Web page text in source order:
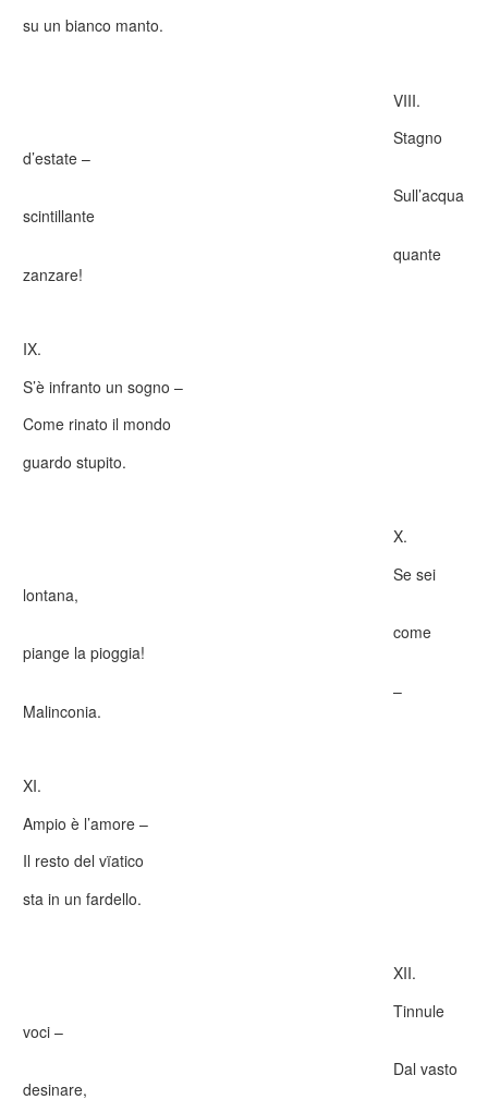
su un bianco manto.
VIII.
Stagno
d’estate –
Sull’acqua
scintillante
quante
zanzare!
IX.
S’è infranto un sogno –
Come rinato il mondo
guardo stupito.
X.
Se sei
lontana,
come
piange la pioggia!
–
Malinconia.
XI.
Ampio è l’amore –
Il resto del vïatico
sta in un fardello.
XII.
Tinnule
voci –
Dal vasto
desinare,